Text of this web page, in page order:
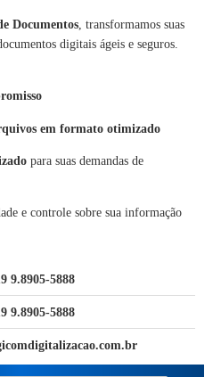
Documentos, transformamos suas
digitais ágeis e seguros.
em formato otimizado
para suas demandas de
e controle sobre sua informação
9.8905-5888
9.8905-5888